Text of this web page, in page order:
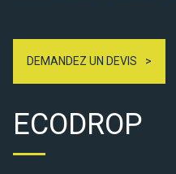
DEMANDEZ UN DEVIS
ECODROP